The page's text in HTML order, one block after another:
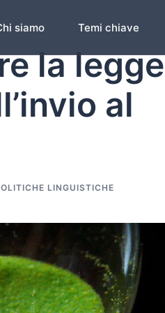
siamo Temi chiave
la legge
al
LINGUISTICHE